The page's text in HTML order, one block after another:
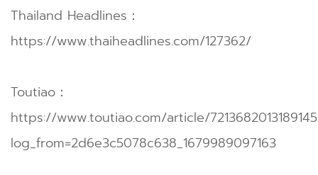
Thailand Headlines：
https://www.thaiheadlines.com/127362/
Toutiao：
https://www.toutiao.com/article/
log_from=2d6e3c5078c638_1679989097163